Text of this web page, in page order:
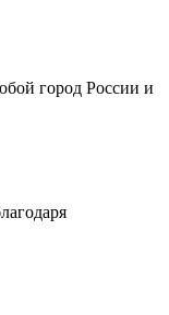
город России и